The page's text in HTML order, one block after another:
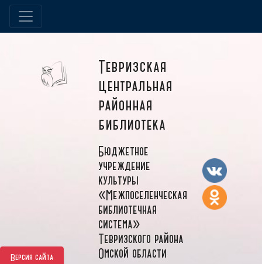
Версия сайта
Тевризская
центральная
районная
библиотека
Бюджетное
учреждение
культуры
«Межпоселенческая
библиотечная
система»
Тевризского района
Омской области